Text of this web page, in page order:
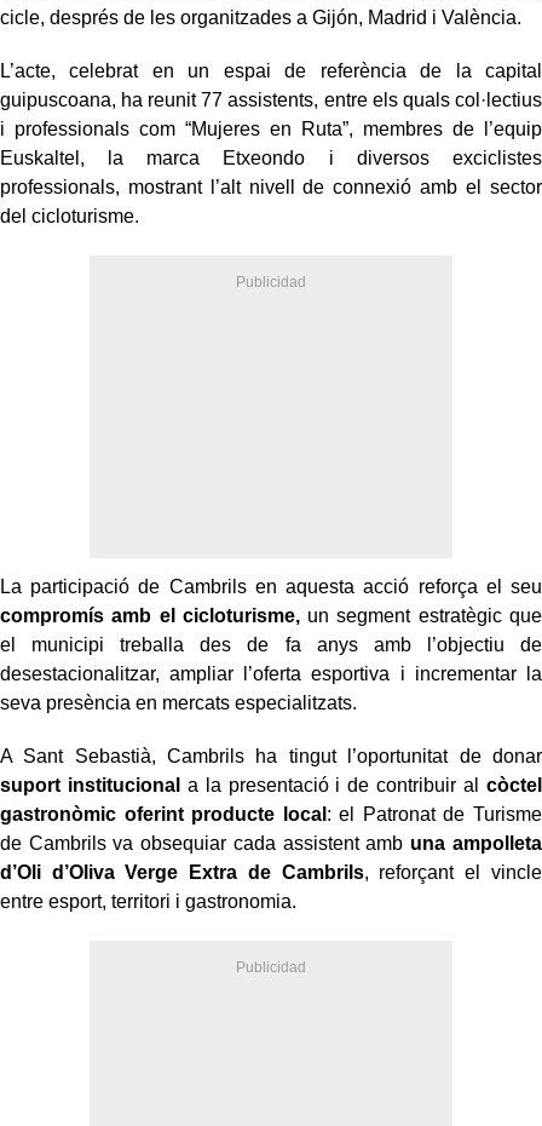
cicle, després de les organitzades a Gijón, Madrid i València.
L’acte, celebrat en un espai de referència de la capital
guipuscoana, ha reunit 77 assistents, entre els quals col·lectius
i professionals com “Mujeres en Ruta”, membres de l’equip
Euskaltel, la marca Etxeondo i diversos exciclistes
professionals, mostrant l’alt nivell de connexió amb el sector
del cicloturisme.
La participació de Cambrils en aquesta acció reforça el seu
compromís amb el cicloturisme,un segment estratègic que
el municipi treballa des de fa anys amb l’objectiu de
desestacionalitzar, ampliar l’oferta esportiva i incrementar la
seva presència en mercats especialitzats.
A Sant Sebastià, Cambrils ha tingut l’oportunitat de donar
suport institucional a la presentació i de contribuir al còctel
gastronòmic oferint producte local : el Patronat de Turisme
de Cambrils va obsequiar cada assistent amb una ampolleta
d’Oli d’Oliva Verge Extra de Cambrils, reforçant el vincle
entre esport, territori i gastronomia.